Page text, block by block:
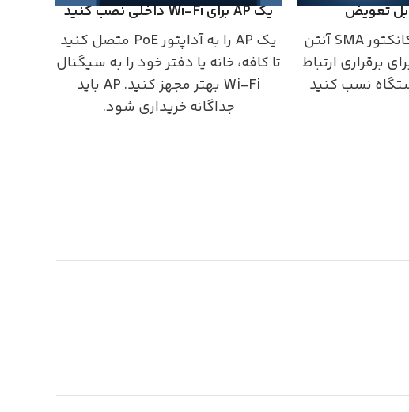
تعویض
میتوانید از طریق کانکتور SMA آنتن
برقراری ارتباط
یک AP برای Wi-Fi داخلی نصب کنید
یک AP را به آداپتور PoE متصل کنید
تا کافه، خانه یا دفتر خود را به سیگنال
Wi-Fi بهتر مجهز کنید. AP باید
جداگانه خریداری شود.